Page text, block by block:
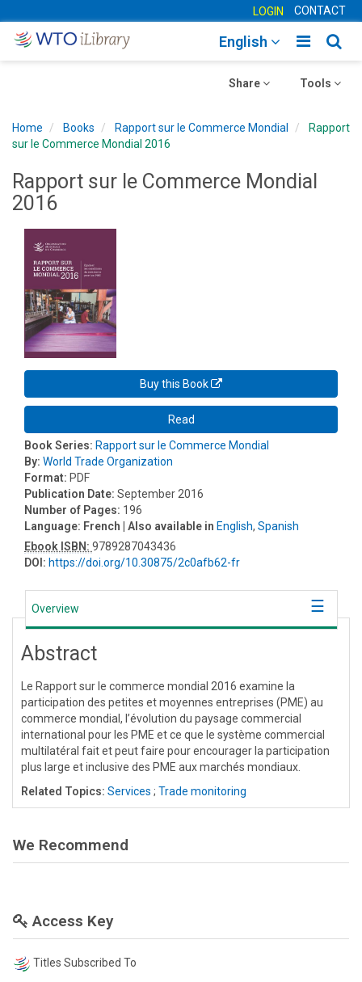
LOGIN CONTACT
Toggle
English
Toggle
Tools
Toggle
Share
Home Books Rapport sur le Commerce Mondial
Rapport
sur le Commerce Mondial 2016
Rapport sur le Commerce Mondial
2016
Buy this Book
Read
Book Series: Rapport sur le Commerce Mondial
By: World Trade Organization
Format: PDF
Publication Date: September 2016
Number of Pages: 196
Language: French | Also available in English, Spanish
Ebook ISBN: 9789287043436
DOI: https://doi.org/10.30875/2c0afb62-fr
Overview
Abstract
Le Rapport sur le commerce mondial 2016 examine la
participation des petites et moyennes entreprises (PME) au
commerce mondial, l’évolution du paysage commercial
international pour les PME et ce que le système commercial
multilatéral fait et peut faire pour encourager la participation
plus large et inclusive des PME aux marchés mondiaux.
Related Topics: Services ; Trade monitoring
We Recommend
Access Key
Titles Subscribed To